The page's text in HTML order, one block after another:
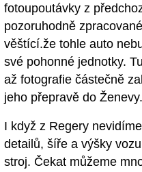
fotoupoutávky z
pozoruhodně
věštící.že tohle auto
své pohonné jednotky.
až fotografie částečně
jeho přepravě do Ženevy.
I když z Regery
detailů, šíře a výšky
stroj. Čekat můžeme